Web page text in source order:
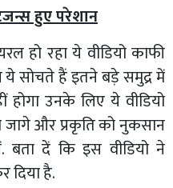
हुए परेशान
हो रहा ये वीडियो काफी
ये सोचते हैं इतने बड़े समुद्र में
उनके लिए ये वीडियो
जागे और प्रकृति को नुकसान
दें कि इस वीडियो ने
दिया है.